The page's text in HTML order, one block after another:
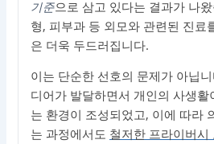
기준으로 삼고 있다는 결과가 나
형, 피부과 등 외모와 관련된 진료
은 더욱 두드러집니다.
이는 단순한 선호의 문제가 아닙
디어가 발달하면서 개인의 사생활
는 환경이 조성되었고, 이에 따라
는 과정에서도 철저한 프라이버시